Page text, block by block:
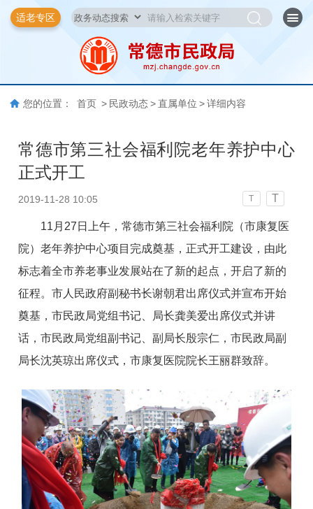
适老专区
您的位置： 首页 > 民政动态 > 直属单位 > 详细内容
常德市第三社会福利院老年养护中心
正式开工
2019-11-28 10:05 T T
11月27日上午，常德市第三社会福利院（市康复医
院）老年养护中心项目完成奠基，正式开工建设，由此
标志着全市养老事业发展站在了新的起点，开启了新的
征程。市人民政府副秘书长谢朝君出席仪式并宣布开始
奠基，市民政局党组书记、局长龚美爱出席仪式并讲
话，市民政局党组副书记、副局长殷宗仁，市民政局副
局长沈英琼出席仪式，市康复医院院长王丽群致辞。